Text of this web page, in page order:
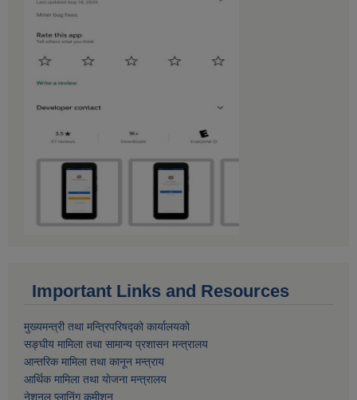
Important Links and Resources
मुख्यमन्त्री तथा मन्त्रिपरिषद्को कार्यालयको
सङ्घीय मामिला तथा सामान्य प्रशासन मन्त्रालय
आन्तरिक मामिला तथा कानून मन्त्राय
आर्थिक मामिला तथा याेजना मन्त्रालय
नेशनल प्लानिंग कमीशन